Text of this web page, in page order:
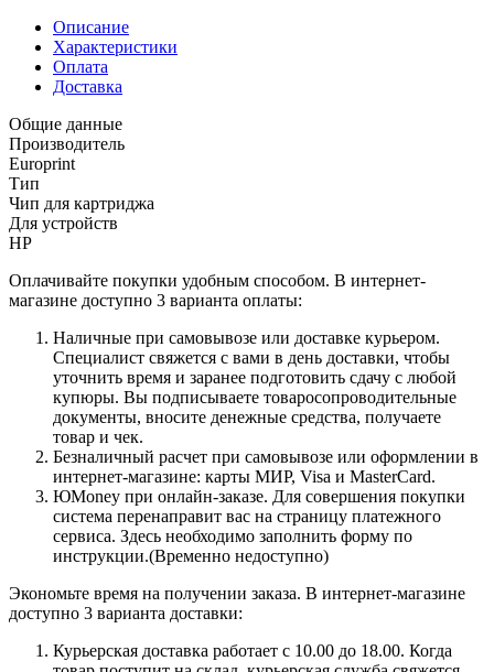
Описание
Характеристики
Оплата
Доставка
Общие данные
Производитель
Europrint
Тип
Чип для картриджа
Для устройств
HP
Оплачивайте покупки удобным способом. В интернет-
магазине доступно 3 варианта оплаты:
Наличные при самовывозе или доставке курьером.
Специалист свяжется с вами в день доставки, чтобы
уточнить время и заранее подготовить сдачу с любой
купюры. Вы подписываете товаросопроводительные
документы, вносите денежные средства, получаете
товар и чек.
Безналичный расчет при самовывозе или оформлении в
интернет-магазине: карты МИР, Visa и MasterCard.
ЮMoney при онлайн-заказе. Для совершения покупки
система перенаправит вас на страницу платежного
сервиса. Здесь необходимо заполнить форму по
инструкции.(Временно недоступно)
Экономьте время на получении заказа. В интернет-магазине
доступно 3 варианта доставки:
Курьерская доставка работает с 10.00 до 18.00. Когда